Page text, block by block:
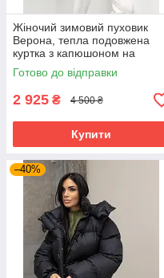
Жіночий зимовий пуховик
Верона, тепла подовжена
куртка з капюшоном на
біопуху Huvis,
водовідштовхувальний пуфер
Готово до відправки
2 925 ₴ 4 500 ₴
Купити
–40%